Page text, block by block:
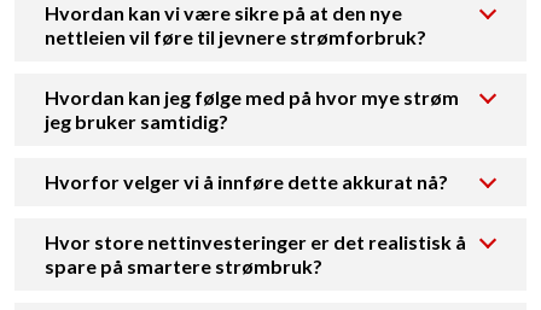
Hvordan kan vi være sikre på at den nye
nettleien vil føre til jevnere strømforbruk?
Hvordan kan jeg følge med på hvor mye strøm
jeg bruker samtidig?
Hvorfor velger vi å innføre dette akkurat nå?
Hvor store nettinvesteringer er det realistisk å
spare på smartere strømbruk?